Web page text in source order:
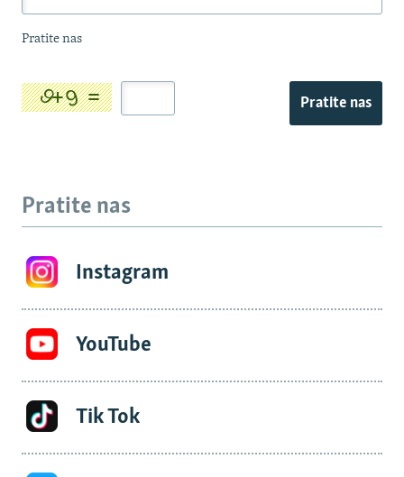
Pratite nas
Pratite nas
Pratite nas
Instagram
YouTube
Tik Tok